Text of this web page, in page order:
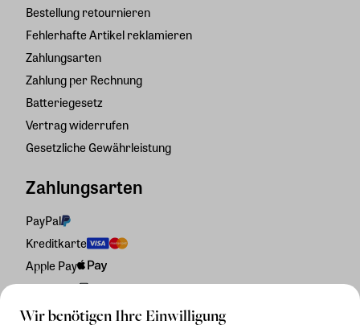
Wir benötigen Ihre Einwilligung
Bestellung retournieren
Fehlerhafte Artikel reklamieren
Zahlungsarten
Zahlung per Rechnung
Batteriegesetz
Vertrag widerrufen
Gesetzliche Gewährleistung
Zahlungsarten
PayPal
Kreditkarte
Apple Pay
Rechnung